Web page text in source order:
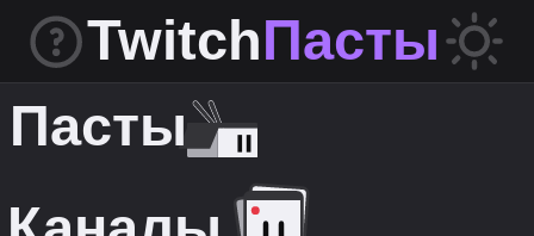
TwitchПасты
Пасты